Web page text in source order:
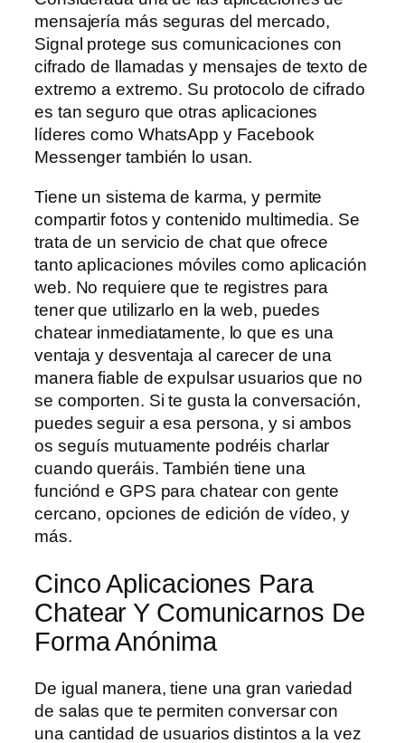
mensajería más seguras del mercado,
Signal protege sus comunicaciones con
cifrado de llamadas y mensajes de texto de
extremo a extremo. Su protocolo de cifrado
es tan seguro que otras aplicaciones
líderes como WhatsApp y Facebook
Messenger también lo usan.
Tiene un sistema de karma, y permite
compartir fotos y contenido multimedia. Se
trata de un servicio de chat que ofrece
tanto aplicaciones móviles como aplicación
web. No requiere que te registres para
tener que utilizarlo en la web, puedes
chatear inmediatamente, lo que es una
ventaja y desventaja al carecer de una
manera fiable de expulsar usuarios que no
se comporten. Si te gusta la conversación,
puedes seguir a esa persona, y si ambos
os seguís mutuamente podréis charlar
cuando queráis. También tiene una
funciónd e GPS para chatear con gente
cercano, opciones de edición de vídeo, y
más.
Cinco Aplicaciones Para
Chatear Y Comunicarnos De
Forma Anónima
De igual manera, tiene una gran variedad
de salas que te permiten conversar con
una cantidad de usuarios distintos a la vez